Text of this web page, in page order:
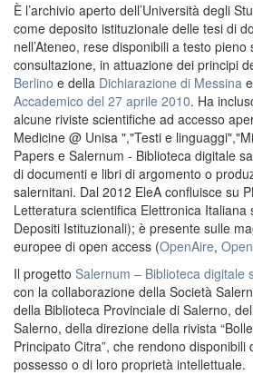
È l’archivio aperto dell’Università degli
come deposito istituzionale delle tesi di
nell’Ateneo, rese disponibili a testo
consultazione, in attuazione dei principi
Berlino e della Dichiarazione di Messina
Accademico del 27 aprile 2010. Ha
alcune riviste scientifiche ad accesso
Medicine @ Unisa ","Testi e
Papers e Salernum - Biblioteca digitale
di documenti e libri di argomento o
salernitani. Dal 2012 EleA confluisce su
Letteratura scientifica Elettronica Italiana
Depositi Istituzionali); è presente sulle
europee di open access (OpenAire,
Il progetto Salernum – Biblioteca digitale
con la collaborazione della Società
della Biblioteca Provinciale di Salerno,
Salerno, della direzione della rivista
Principato Citra”, che rendono disponibili
possesso o di loro proprietà intellettuale.